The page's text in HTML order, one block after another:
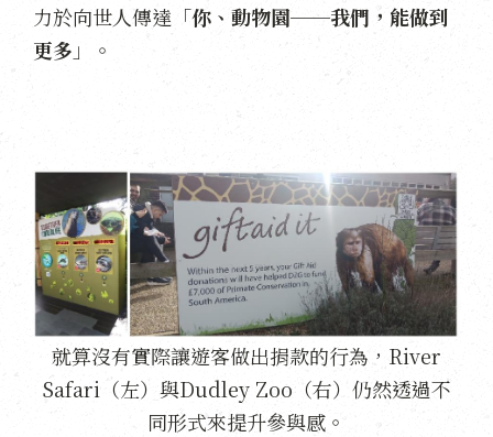
力於向世人傳達「你、動物園──我們，能做到
更多 」。
就算沒有實際讓遊客做出捐款的行為，River
Safari（左）與Dudley Zoo（右）仍然透過不
同形式來提升參與感。